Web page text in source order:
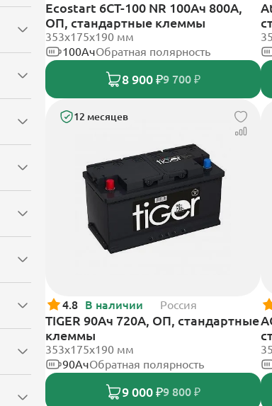
Ecostart 6CT-100 NR 100Ач 800А,
ОП, стандартные клеммы
353x175x190 мм
100АчОбратная полярность
8 900 ₽9 700 ₽
12 месяцев
4.8 В наличии Россия
TIGER 90Ач 720А, ОП, стандартные
клеммы
353х175х190 мм
90АчОбратная полярность
9 000 ₽9 800 ₽